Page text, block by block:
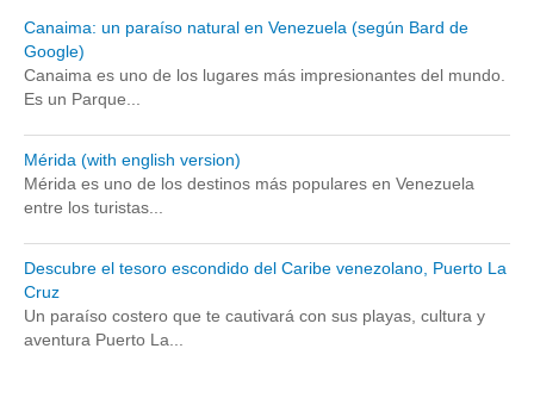
Canaima: un paraíso natural en Venezuela (según Bard de
Google)
Canaima es uno de los lugares más impresionantes del mundo.
Es un Parque...
Mérida (with english version)
Mérida es uno de los destinos más populares en Venezuela
entre los turistas...
Descubre el tesoro escondido del Caribe venezolano, Puerto La
Cruz
Un paraíso costero que te cautivará con sus playas, cultura y
aventura Puerto La...